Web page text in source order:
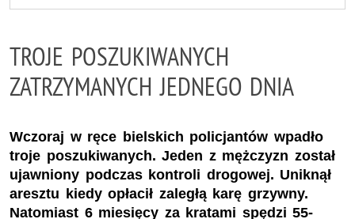
TROJE POSZUKIWANYCH
ZATRZYMANYCH JEDNEGO DNIA
Wczoraj w ręce bielskich policjantów wpadło
troje poszukiwanych. Jeden z mężczyzn został
ujawniony podczas kontroli drogowej. Uniknął
aresztu kiedy opłacił zaległą karę grzywny.
Natomiast 6 miesięcy za kratami spędzi 55-